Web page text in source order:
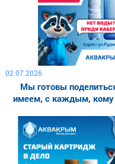
02.07.2026
Мы готовы
имеем, с каждым, кому